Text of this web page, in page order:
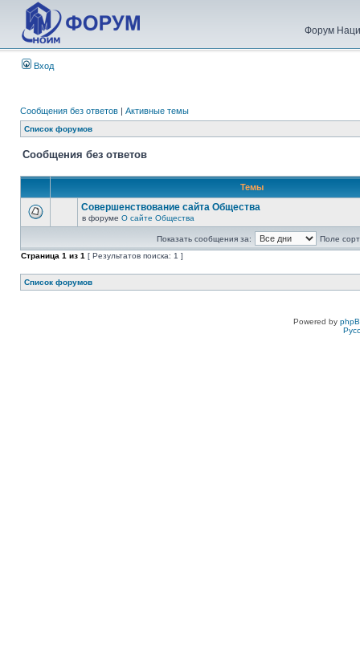
Форум
Вход
Сообщения без ответов | Активные темы
Список форумов
Сообщения без ответов
Темы
Совершенствование сайта Общества
в форуме О сайте Общества
Показать сообщения за:
Поле
Страница 1 из 1 [ Результатов поиска: 1 ]
Список форумов
Powered by